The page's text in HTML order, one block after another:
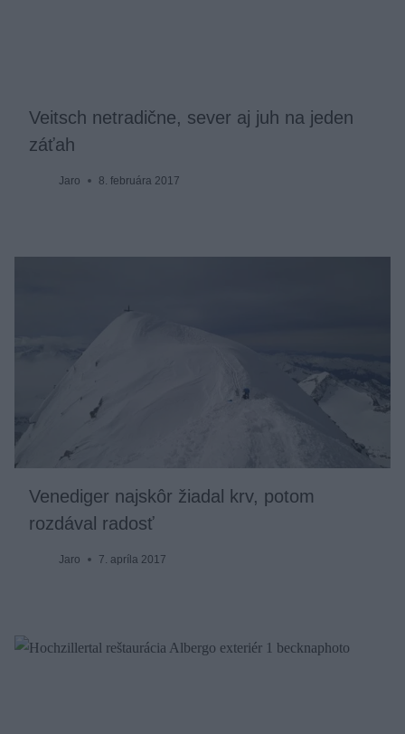
Veitsch netradične, sever aj juh na jeden
záťah
Jaro 8. februára 2017
Venediger najskôr žiadal krv, potom
rozdával radosť
Jaro 7. apríla 2017